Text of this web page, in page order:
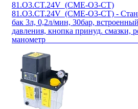
81.O3.CT.24V_(CME-O3-CT)
81.O3.CT.24V_(CME-O3-CT) -
бак 3л, 0,2л/мин, 30бар,
давления, кнопка принуд. смазки,